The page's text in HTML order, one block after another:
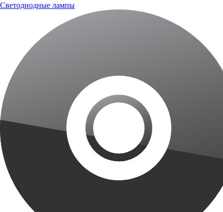
Светодиодные лампы